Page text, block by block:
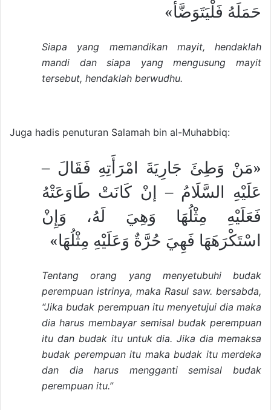
حَمَلَهُ فَلْيَتَوَضَّأْ»
Siapa yang memandikan mayit, hendaklah
mandi dan siapa yang mengusung mayit
tersebut, hendaklah berwudhu.
Juga hadis penuturan Salamah bin al-­Muhabbiq:
«مَنْ وَطِئَ جَارِيَةَ امْرَأَتِهِ فَقَالَ –
عَلَيْهِ السَّلَامُ – إنْ كَانَتْ طَاوَعَتْهُ
فَعَلَيْهِ مِثْلُهَا وَهِيَ لَهُ، وَإِنْ
اسْتَكْرَهَهَا فَهِيَ حُرَّةٌ وَعَلَيْهِ مِثْلُهَا»
Tentang orang yang menyetubuhi budak
perempuan istrinya, maka Rasul saw. bersabda,
“Jika budak perempuan itu menyetujui dia maka
dia harus membayar semisal budak perempuan
itu dan budak itu untuk dia. Jika dia memaksa
budak perempuan itu maka budak itu merdeka
dan dia harus mengganti semisal budak
perempuan itu.”